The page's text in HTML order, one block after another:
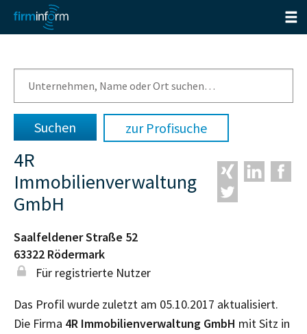
zur Profisuche
4R
Immobilienverwaltung
GmbH
Saalfeldener Straße 52
63322 Rödermark
Für registrierte Nutzer
Das Profil wurde zuletzt am 05.10.2017 aktualisiert.
Die Firma 4R Immobilienverwaltung GmbH mit Sitz in